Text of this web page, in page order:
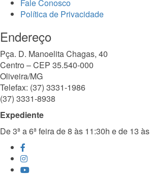
Fale Conosco
Política de Privacidade
Endereço
Pça. D. Manoelita Chagas, 40
Centro – CEP 35.540-000
Oliveira/MG
Telefax: (37) 3331-1986
(37) 3331-8938
Expediente
De 3ª a 6ª feira de 8 às 11:30h e de 13